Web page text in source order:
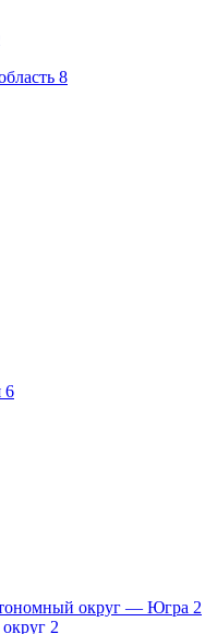
8
6
округ — Югра 2
2